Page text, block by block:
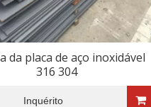
da placa de aço inoxidável
316 304
Inquérito